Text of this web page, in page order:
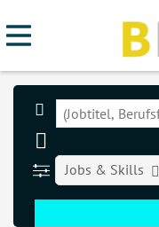
Jobs & Skills